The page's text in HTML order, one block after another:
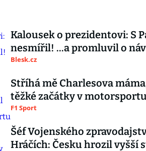
Kalousek o prezidentovi: S
nesmířil! ...a promluvil o
Blesk.cz
Stříhá mě Charlesova
těžké začátky v
F1 Sport
Šéf Vojenského
Hráčích: Česku hrozil vyšší